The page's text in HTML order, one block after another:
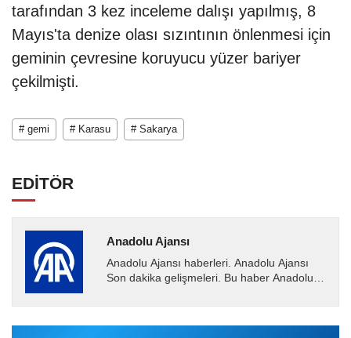
tarafından 3 kez inceleme dalışı yapılmış, 8
Mayıs'ta denize olası sızıntının önlenmesi için
geminin çevresine koruyucu yüzer bariyer
çekilmişti.
# gemi # Karasu # Sakarya
EDİTÖR
Anadolu Ajansı
Anadolu Ajansı haberleri. Anadolu Ajansı
Son dakika gelişmeleri. Bu haber Anadolu
Ajansı tarafından...